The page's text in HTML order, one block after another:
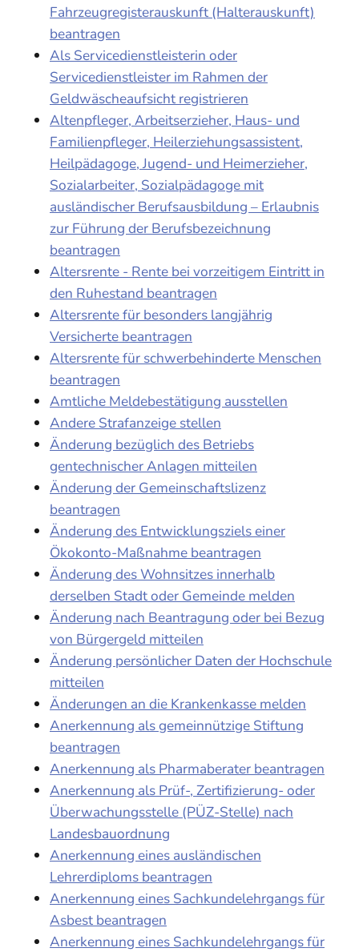
Fahrzeugregisterauskunft (Halterauskunft)
beantragen
Als Servicedienstleisterin oder
Servicedienstleister im Rahmen der
Geldwäscheaufsicht registrieren
Altenpfleger, Arbeitserzieher, Haus- und
Familienpfleger, Heilerziehungsassistent,
Heilpädagoge, Jugend- und Heimerzieher,
Sozialarbeiter, Sozialpädagoge mit
ausländischer Berufsausbildung – Erlaubnis
zur Führung der Berufsbezeichnung
beantragen
Altersrente - Rente bei vorzeitigem Eintritt in
den Ruhestand beantragen
Altersrente für besonders langjährig
Versicherte beantragen
Altersrente für schwerbehinderte Menschen
beantragen
Amtliche Meldebestätigung ausstellen
Andere Strafanzeige stellen
Änderung bezüglich des Betriebs
gentechnischer Anlagen mitteilen
Änderung der Gemeinschaftslizenz
beantragen
Änderung des Entwicklungsziels einer
Ökokonto-Maßnahme beantragen
Änderung des Wohnsitzes innerhalb
derselben Stadt oder Gemeinde melden
Änderung nach Beantragung oder bei Bezug
von Bürgergeld mitteilen
Änderung persönlicher Daten der Hochschule
mitteilen
Änderungen an die Krankenkasse melden
Anerkennung als gemeinnützige Stiftung
beantragen
Anerkennung als Pharmaberater beantragen
Anerkennung als Prüf-, Zertifizierung- oder
Überwachungsstelle (PÜZ-Stelle) nach
Landesbauordnung
Anerkennung eines ausländischen
Lehrerdiploms beantragen
Anerkennung eines Sachkundelehrgangs für
Asbest beantragen
Anerkennung eines Sachkundelehrgangs für